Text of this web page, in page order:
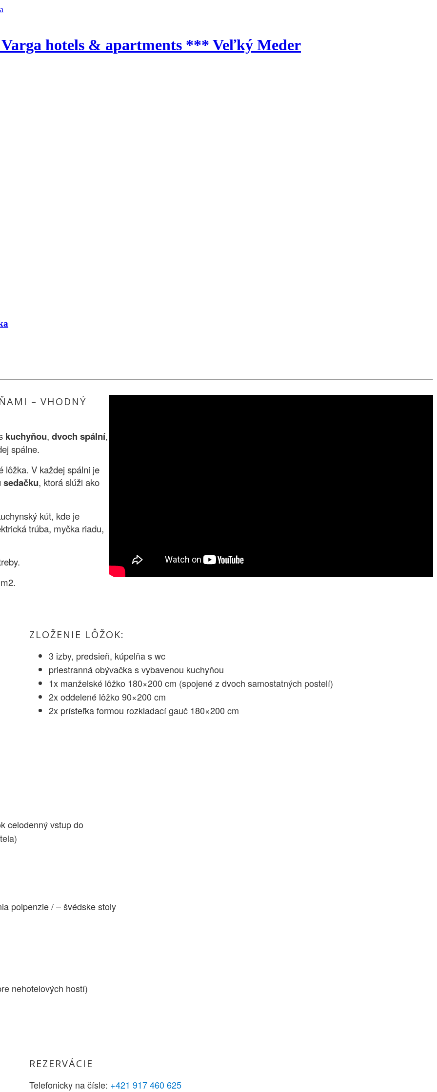
hotels & apartments *** Veľký Meder
– VHODNÝ
kuchyňou, dvoch spální,
spálne.
lôžka. V každej spálni je
, ktorá slúži ako
kút, kde je
trúba, myčka riadu,
ZLOŽENIE LÔŽOK:
3 izby, predsieň, kúpelňa s wc
priestranná obývačka s vybavenou kuchyňou
1x manželské lôžko 180×200 cm (spojené z dvoch samostatných postelí)
2x oddelené lôžko 90×200 cm
2x prísteľka formou rozkladací gauč 180×200 cm
celodenný vstup do
polpenzie / – švédske stoly
nehotelových hostí)
REZERVÁCIE
Telefonicky na čísle: +421 917 460 625